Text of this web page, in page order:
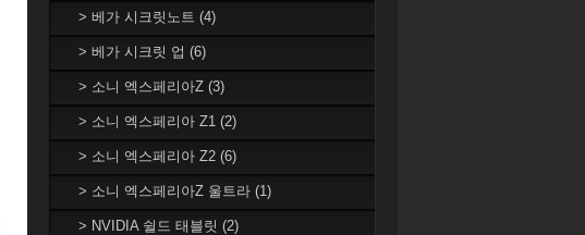
> 베가 시크릿노트 (4)
> 베가 시크릿 업 (6)
> 소니 엑스페리아Z (3)
> 소니 엑스페리아 Z1 (2)
> 소니 엑스페리아 Z2 (6)
> 소니 엑스페리아Z 울트라 (1)
> NVIDIA 쉴드 태블릿 (2)